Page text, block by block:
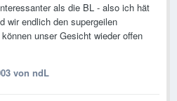
als die BL - also ich hät
wir endlich den supergeilen
unser Gesicht wieder offen
von ndL